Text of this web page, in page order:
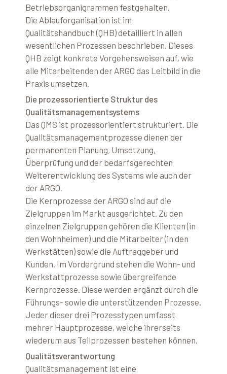
Betriebsorganigrammen festgehalten.
Die Ablauforganisation ist im
Qualitätshandbuch (QHB) detailliert in allen
wesentlichen Prozessen beschrieben. Dieses
QHB zeigt konkrete Vorgehensweisen auf, wie
alle Mitarbeitenden der ARGO das Leitbild in die
Praxis umsetzen.
Die prozessorientierte Struktur des
Qualitätsmanagementsystems
Das QMS ist prozessorientiert strukturiert. Die
Qualitätsmanagementprozesse dienen der
permanenten Planung, Umsetzung,
Überprüfung und der bedarfsgerechten
Weiterentwicklung des Systems wie auch der
der ARGO.
Die Kernprozesse der ARGO sind auf die
Zielgruppen im Markt ausgerichtet. Zu den
einzelnen Zielgruppen gehören die Klienten (in
den Wohnheimen) und die Mitarbeiter (in den
Werkstätten) sowie die Auftraggeber und
Kunden. Im Vordergrund stehen die Wohn- und
Werkstattprozesse sowie übergreifende
Kernprozesse. Diese werden ergänzt durch die
Führungs- sowie die unterstützenden Prozesse.
Jeder dieser drei Prozesstypen umfasst
mehrer Hauptprozesse, welche ihrerseits
wiederum aus Teilprozessen bestehen können.
Qualitätsverantwortung
Qualitätsmanagement ist eine